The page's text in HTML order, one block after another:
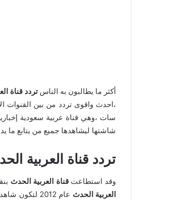
أكثر ما يطالبون به الناستردد قناة
،احدث واقوى تردد من بين القنوات
سات ،وهي قناة عربية سعودية
شاشتها ليشاهدها جميع من يتابع ما
تردد قناة العربية الحدث 2022
وقد استطاعت قناة العربية الحدث
العربية الحدث عام 2012 لتكون شاهدة وموثقة لكل ما يجري من أحداث تدور حول العالم ،وتعد